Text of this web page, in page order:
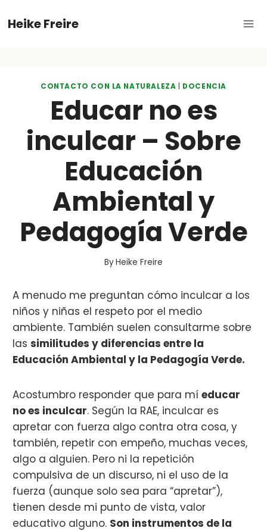
toHeike Freire
CONTACTO CON LA NATURALEZA DOCENCIA
Educar no es
inculcar – Sobre
Educación
Ambiental y
Pedagogía Verde
ByHeike Freire
A menudo me preguntan cómo inculcar a los
niños y niñas el respeto por el medio
ambiente. También suelen consultarme sobre
las similitudes y diferencias entre la
Educación Ambiental y la Pedagogía Verde.
Acostumbro responder que para mí educar
no es inculcar. Según la RAE, inculcar es
apretar con fuerza algo contra otra cosa, y
también, repetir con empeño, muchas veces,
algo a alguien. Pero ni la repetición
compulsiva de un discurso, ni el uso de la
fuerza (aunque solo sea para “apretar”),
tienen desde mi punto de vista, valor
educativo alguno. Son instrumentos de la